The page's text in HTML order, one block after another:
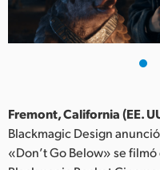
India
Korea
Fremont, California (EE.
Blackmagic Design
«Don’t Go Below» se